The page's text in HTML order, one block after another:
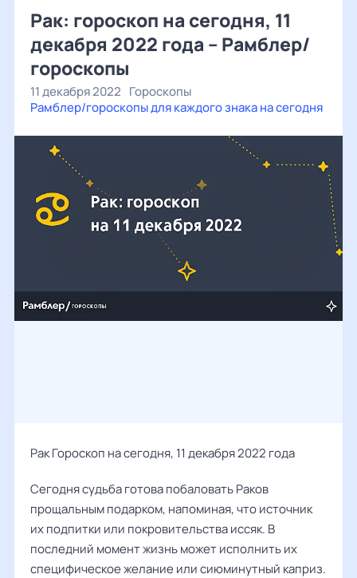
Рак: гороскоп на сегодня, 11
декабря 2022 года – Рамблер/
гороскопы
11 декабря 2022 Гороскопы
Рамблер/гороскопы для каждого знака на сегодня
Рак Гороскоп на сегодня, 11 декабря 2022 года
Сегодня судьба готова побаловать Раков
прощальным подарком, напоминая, что источник
их подпитки или покровительства иссяк. В
последний момент жизнь может исполнить их
специфическое желание или сиюминутный каприз.